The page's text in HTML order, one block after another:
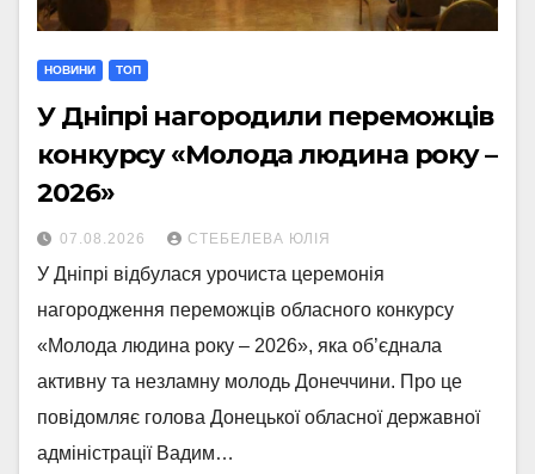
НОВИНИ ТОП
У Дніпрі нагородили переможців
конкурсу «Молода людина року –
2026»
07.08.2026 СТЕБЕЛЕВА ЮЛІЯ
У Дніпрі відбулася урочиста церемонія
нагородження переможців обласного конкурсу
«Молода людина року – 2026», яка об’єднала
активну та незламну молодь Донеччини. Про це
повідомляє голова Донецької обласної державної
адміністрації Вадим…